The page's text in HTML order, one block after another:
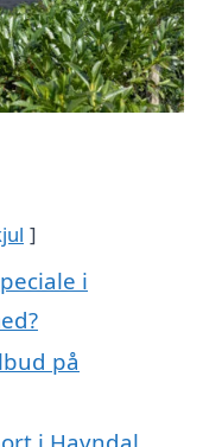
i
på